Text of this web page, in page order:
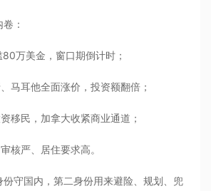
：
万美金，窗口期倒计时；
马耳他全面涨价，投资额翻倍；
移民，加拿大收紧商业通道；
核严、居住要求高。
守国内，第二身份用来避险、规划、兜